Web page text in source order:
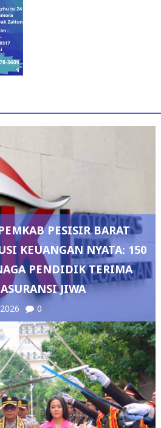
PESISIR BARAT
KEUANGAN NYATA: 150
PENDIDIK TERIMA
JIWA
0